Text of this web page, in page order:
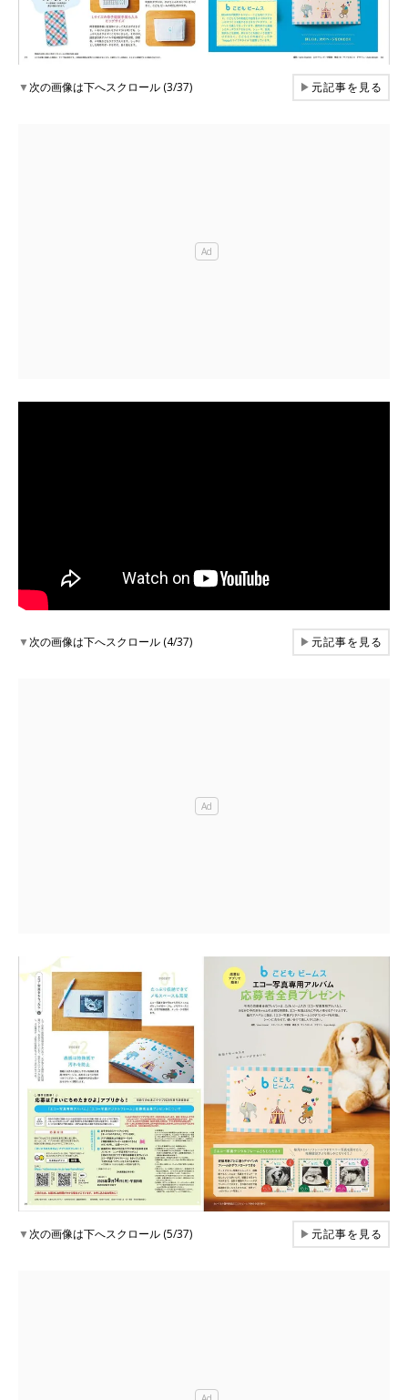
▼次の画像は下へスクロール (3/37) ▶元記事を見る
▼次の画像は下へスクロール (4/37) ▶元記事を見る
▼次の画像は下へスクロール (5/37) ▶元記事を見る